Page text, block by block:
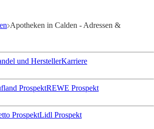
Apotheken in Calden - Adressen &
und HerstellerKarriere
ProspektREWE Prospekt
ProspektLidl Prospekt